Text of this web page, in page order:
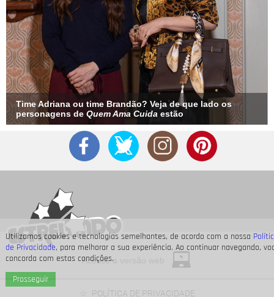
Utilizamos cookies e tecnologias semelhantes, de acordo com a nossa
de Privacidade, para melhorar a sua experiência. Ao continuar navegando,
concorda com estas condições.
Prosseguir
Time Adriana ou time Brandão? Veja de que lado os
personagens de Quem Ama Cuida estão
Acesse a versão web
POLÍTICA DE PRIVACIDADE